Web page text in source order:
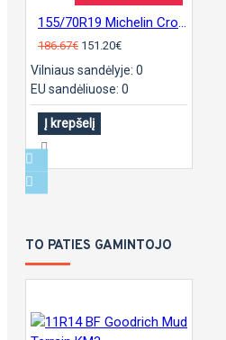
186.67€ 151.20€
Vilniaus sandėlyje: 0
EU sandėliuose: 0
Į krepšelį
TO PATIES GAMINTOJO